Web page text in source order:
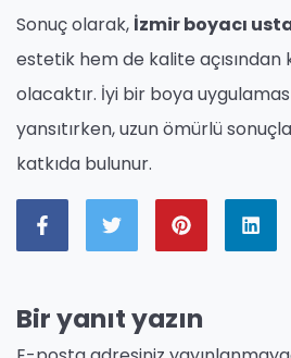
Sonuç olarak, İzmir boyacı
estetik hem de kalite açısından
olacaktır. İyi bir boya
yansıtırken, uzun ömürlü
katkıda bulunur.
Bir yanıt yazın